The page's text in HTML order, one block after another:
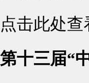
点击此处查
第十三届“